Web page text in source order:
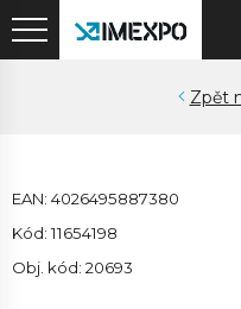
EAN: 4026495887380
Kód: 11654198
Obj. kód: 20693